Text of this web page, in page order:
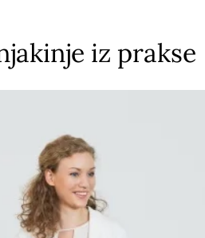
iz prakse